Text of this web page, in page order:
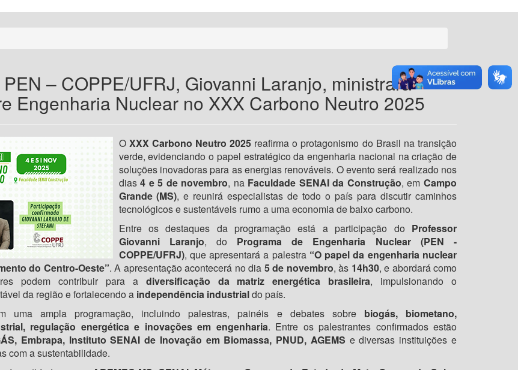
– COPPE/UFRJ, Giovanni Laranjo, ministrará
Engenharia Nuclear no XXX Carbono Neutro 2025
O XXX Carbono Neutro 2025 reafirma o protagonismo do Brasil na transição
verde, evidenciando o papel estratégico da engenharia nacional na criação de
soluções inovadoras para as energias renováveis. O evento será realizado nos
dias4 e 5 de novembro, na Faculdade SENAI da Construção, emCampo
Grande (MS), e reunirá especialistas de todo o país para discutir caminhos
tecnológicos e sustentáveis rumo a uma economia de baixo carbono.
Entre os destaques da programação está a participação do Professor
Giovanni Laranjo, do Programa de Engenharia Nuclear (PEN -
COPPE/UFRJ), que apresentará a palestra “O papel da engenharia nuclear
do Centro-Oeste”. A apresentação acontecerá no dia 5 de novembro, às 14h30, e abordará como
podem contribuir para a diversificação da matriz energética brasileira, impulsionando o
da região e fortalecendo aindependência industrialdo país.
uma ampla programação, incluindo palestras, painéis e debates sobre biogás, biometano,
regulação energética e inovações em engenharia. Entre os palestrantes confirmados estão
Embrapa, Instituto SENAI de Inovação em Biomassa, PNUD, AGEMS e diversas instituições e
com a sustentabilidade.